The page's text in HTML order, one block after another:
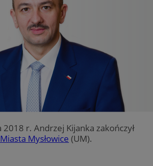
r. Andrzej Kijanka zakończył
Mysłowice (UM).